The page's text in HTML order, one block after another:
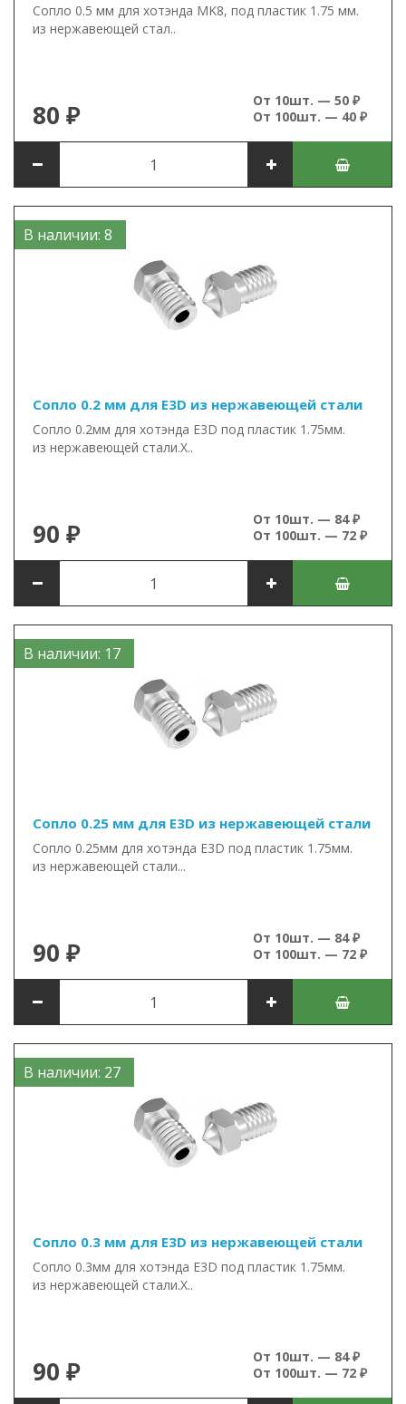
Сопло 0.5 мм для хотэнда MK8, под пластик 1.75 мм.
из нержавеющей стал..
80 ₽
От 10шт. — 50 ₽
От 100шт. — 40 ₽
В наличии: 8
Сопло 0.2 мм для E3D из нержавеющей стали
Сопло 0.2мм для хотэнда E3D под пластик 1.75мм.
из нержавеющей стали.Х..
90 ₽
От 10шт. — 84 ₽
От 100шт. — 72 ₽
В наличии: 17
Сопло 0.25 мм для E3D из нержавеющей стали
Сопло 0.25мм для хотэнда E3D под пластик 1.75мм.
из нержавеющей стали...
90 ₽
От 10шт. — 84 ₽
От 100шт. — 72 ₽
В наличии: 27
Сопло 0.3 мм для E3D из нержавеющей стали
Сопло 0.3мм для хотэнда E3D под пластик 1.75мм.
из нержавеющей стали.Х..
90 ₽
От 10шт. — 84 ₽
От 100шт. — 72 ₽